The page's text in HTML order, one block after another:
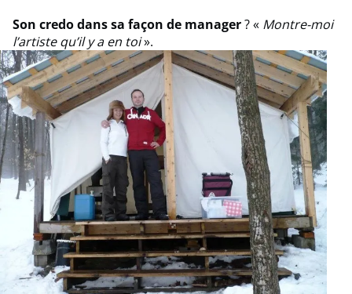
Son credo dans sa façon de manager? « Montre-moi
l’artiste qu’il y a en toi».